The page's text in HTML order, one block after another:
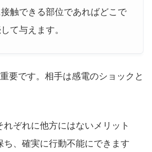
触できる部位であればどこで
て与えます。
要です。相手は感電のショックと
れぞれに他方にはないメリット
、確実に行動不能にできます